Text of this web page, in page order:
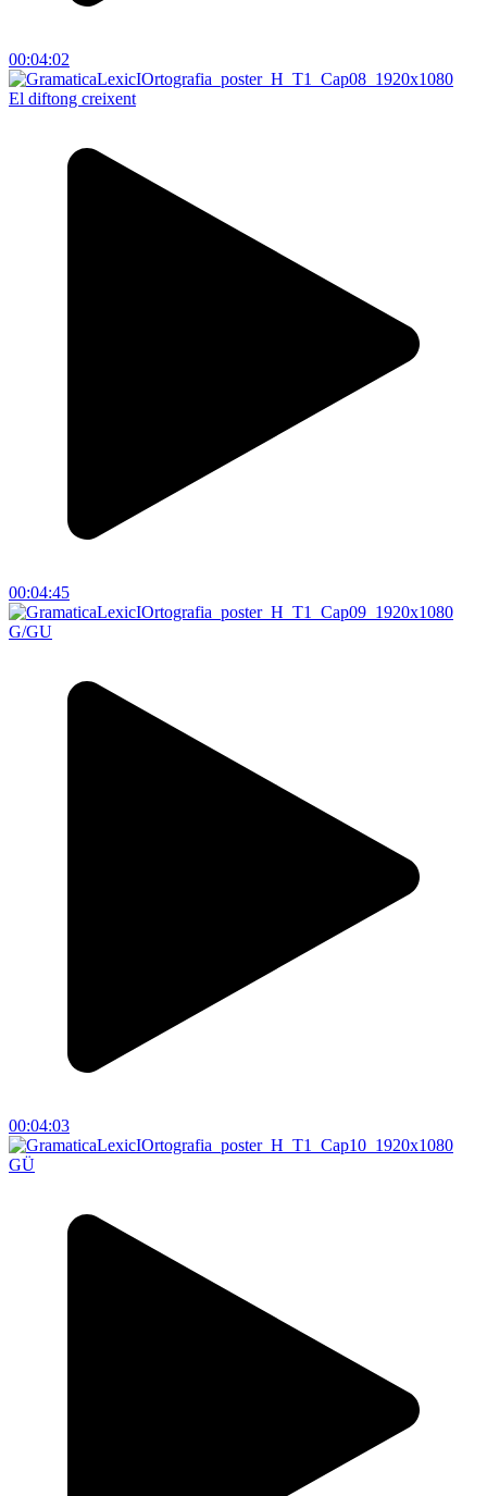
00:04:02
El diftong creixent
00:04:45
G/GU
00:04:03
GÜ